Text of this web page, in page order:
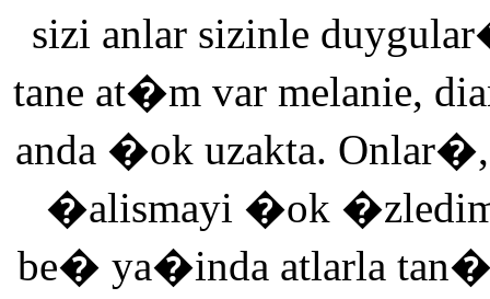
sizi anlar sizinle
tane at�m var melanie,
anda �ok uzakta.
�alismayi �ok
be� ya�inda atlarla